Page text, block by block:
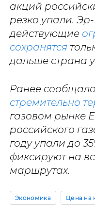
акций
резко упали.
действующие
сохранятся
дальше страна
Ранее
стремительно
газовом рынке
российского
году упали до
фиксируют на
маршрутах.
Экономика Цена на